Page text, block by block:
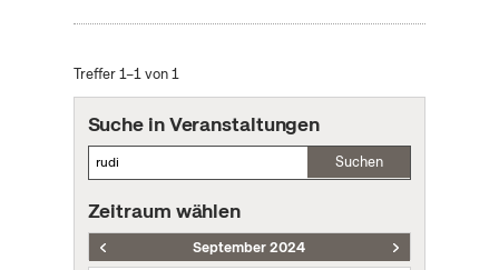
Treffer 1–1 von 1
Suche in Veranstaltungen
Suchen
Zeitraum wählen
September 2024